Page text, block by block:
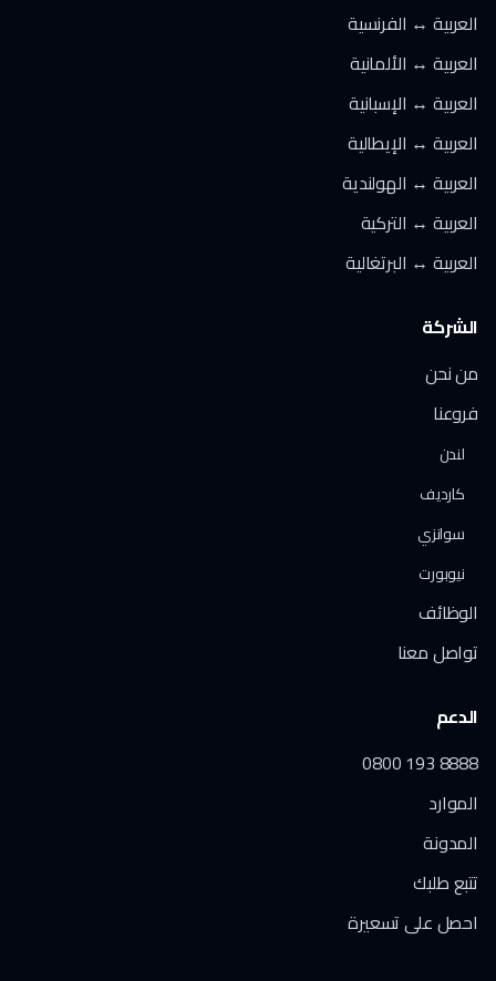
العربية ↔ الفرنسية
العربية ↔ الألمانية
العربية ↔ الإسبانية
العربية ↔ الإيطالية
العربية ↔ الهولندية
العربية ↔ التركية
العربية ↔ البرتغالية
الشركة
من نحن
فروعنا
لندن
كارديف
سوانزي
نيوبورت
الوظائف
تواصل معنا
الدعم
0800 193 8888
الموارد
المدونة
تتبع طلبك
احصل على تسعيرة